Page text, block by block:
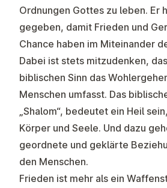
Ordnungen Gottes zu leben. Er
gegeben, damit Frieden und
Chance haben im Miteinander
Dabei ist stets mitzudenken,
biblischen Sinn das
Menschen umfasst. Das
„Shalom“, bedeutet ein Heil
Körper und Seele. Und dazu
geordnete und geklärte
den Menschen.
Frieden ist mehr als ein